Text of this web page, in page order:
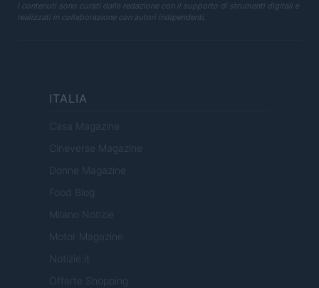
I contenuti sono curati dalla redazione con il supporto di strumenti digitali e
realizzati in collaborazione con autori indipendenti.
ITALIA
Casa Magazine
Cineverse Magazine
Donne Magazine
Food Blog
Milano Notizie
Motor Magazine
Notizie.it
Offerte Shopping